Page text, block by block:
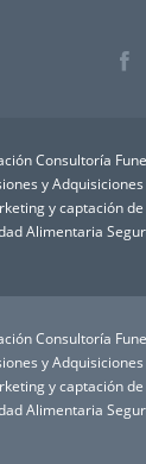
Consultoría
y Adquisiciones
y captación
Alimentaria
Consultoría
y Adquisiciones
y captación
Alimentaria